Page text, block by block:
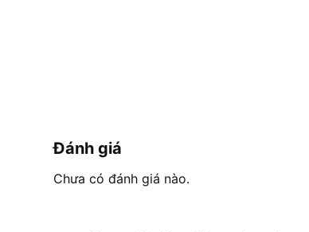
Đánh giá
Chưa có đánh giá nào.